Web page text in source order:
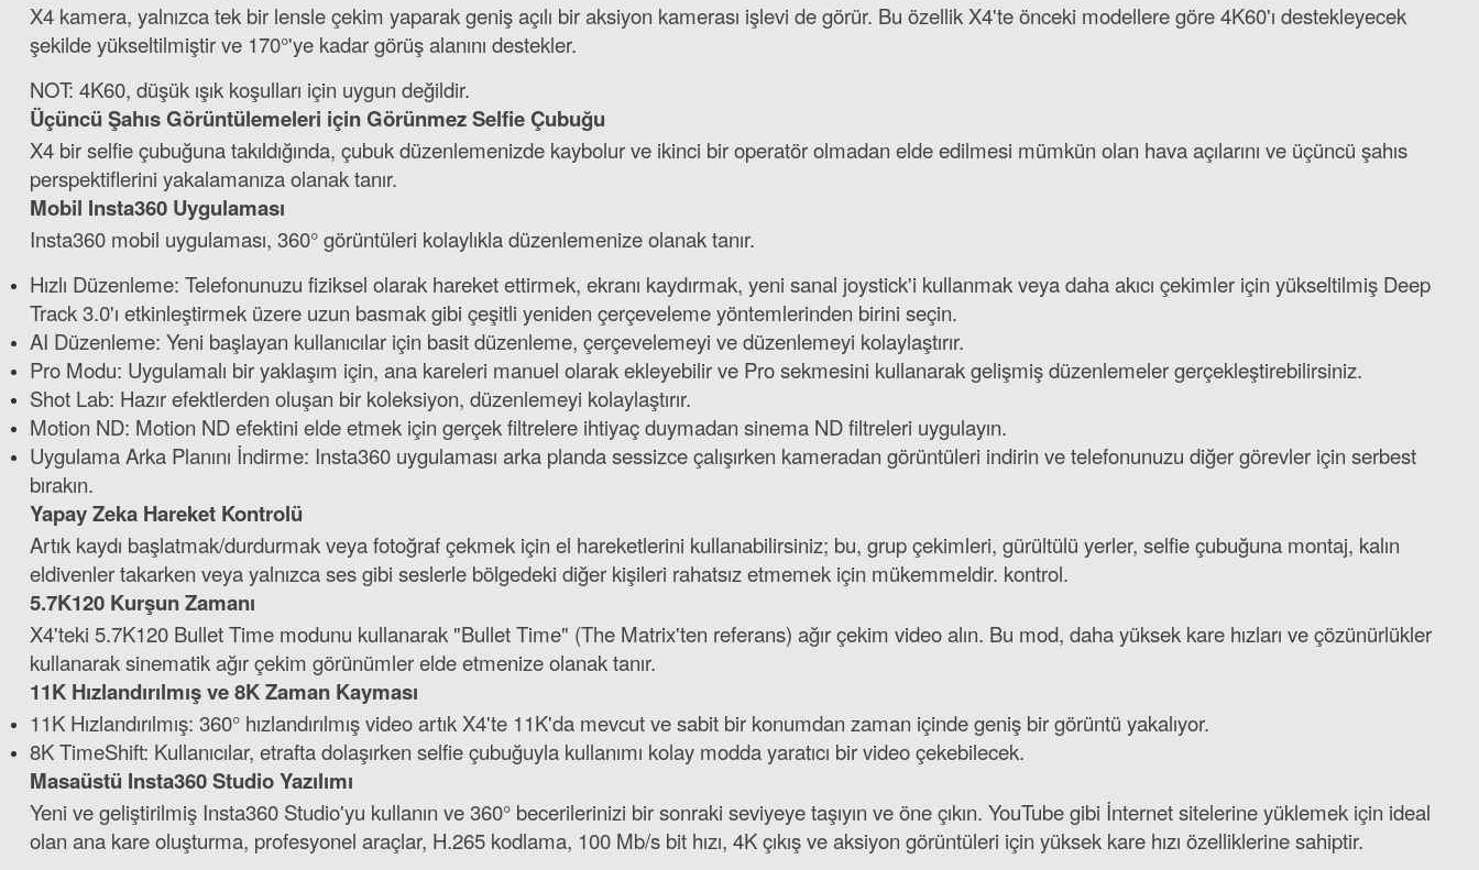
X4 kamera, yalnızca tek bir lensle çekim yaparak geniş açılı bir aksiyon kamerası işlevi de görür. Bu özellik X4'te önceki modellere göre 4K60'ı destekleyecek
şekilde yükseltilmiştir ve 170°'ye kadar görüş alanını destekler.
NOT: 4K60, düşük ışık koşulları için uygun değildir.
Üçüncü Şahıs Görüntülemeleri için Görünmez Selfie Çubuğu
X4 bir selfie çubuğuna takıldığında, çubuk düzenlemenizde kaybolur ve ikinci bir operatör olmadan elde edilmesi mümkün olan hava açılarını ve üçüncü şahıs
perspektiflerini yakalamanıza olanak tanır.
Mobil Insta360 Uygulaması
Insta360 mobil uygulaması, 360° görüntüleri kolaylıkla düzenlemenize olanak tanır.
Hızlı Düzenleme: Telefonunuzu fiziksel olarak hareket ettirmek, ekranı kaydırmak, yeni sanal joystick'i kullanmak veya daha akıcı çekimler için yükseltilmiş Deep
Track 3.0'ı etkinleştirmek üzere uzun basmak gibi çeşitli yeniden çerçeveleme yöntemlerinden birini seçin.
AI Düzenleme: Yeni başlayan kullanıcılar için basit düzenleme, çerçevelemeyi ve düzenlemeyi kolaylaştırır.
Pro Modu: Uygulamalı bir yaklaşım için, ana kareleri manuel olarak ekleyebilir ve Pro sekmesini kullanarak gelişmiş düzenlemeler gerçekleştirebilirsiniz.
Shot Lab: Hazır efektlerden oluşan bir koleksiyon, düzenlemeyi kolaylaştırır.
Motion ND: Motion ND efektini elde etmek için gerçek filtrelere ihtiyaç duymadan sinema ND filtreleri uygulayın.
Uygulama Arka Planını İndirme: Insta360 uygulaması arka planda sessizce çalışırken kameradan görüntüleri indirin ve telefonunuzu diğer görevler için serbest
bırakın.
Yapay Zeka Hareket Kontrolü
Artık kaydı başlatmak/durdurmak veya fotoğraf çekmek için el hareketlerini kullanabilirsiniz; bu, grup çekimleri, gürültülü yerler, selfie çubuğuna montaj, kalın
eldivenler takarken veya yalnızca ses gibi seslerle bölgedeki diğer kişileri rahatsız etmemek için mükemmeldir. kontrol.
5.7K120 Kurşun Zamanı
X4'teki 5.7K120 Bullet Time modunu kullanarak "Bullet Time" (The Matrix'ten referans) ağır çekim video alın. Bu mod, daha yüksek kare hızları ve çözünürlükler
kullanarak sinematik ağır çekim görünümler elde etmenize olanak tanır.
11K Hızlandırılmış ve 8K Zaman Kayması
11K Hızlandırılmış: 360° hızlandırılmış video artık X4'te 11K'da mevcut ve sabit bir konumdan zaman içinde geniş bir görüntü yakalıyor.
8K TimeShift: Kullanıcılar, etrafta dolaşırken selfie çubuğuyla kullanımı kolay modda yaratıcı bir video çekebilecek.
Masaüstü Insta360 Studio Yazılımı
Yeni ve geliştirilmiş Insta360 Studio'yu kullanın ve 360° becerilerinizi bir sonraki seviyeye taşıyın ve öne çıkın. YouTube gibi İnternet sitelerine yüklemek için ideal
olan ana kare oluşturma, profesyonel araçlar, H.265 kodlama, 100 Mb/s bit hızı, 4K çıkış ve aksiyon görüntüleri için yüksek kare hızı özelliklerine sahiptir.